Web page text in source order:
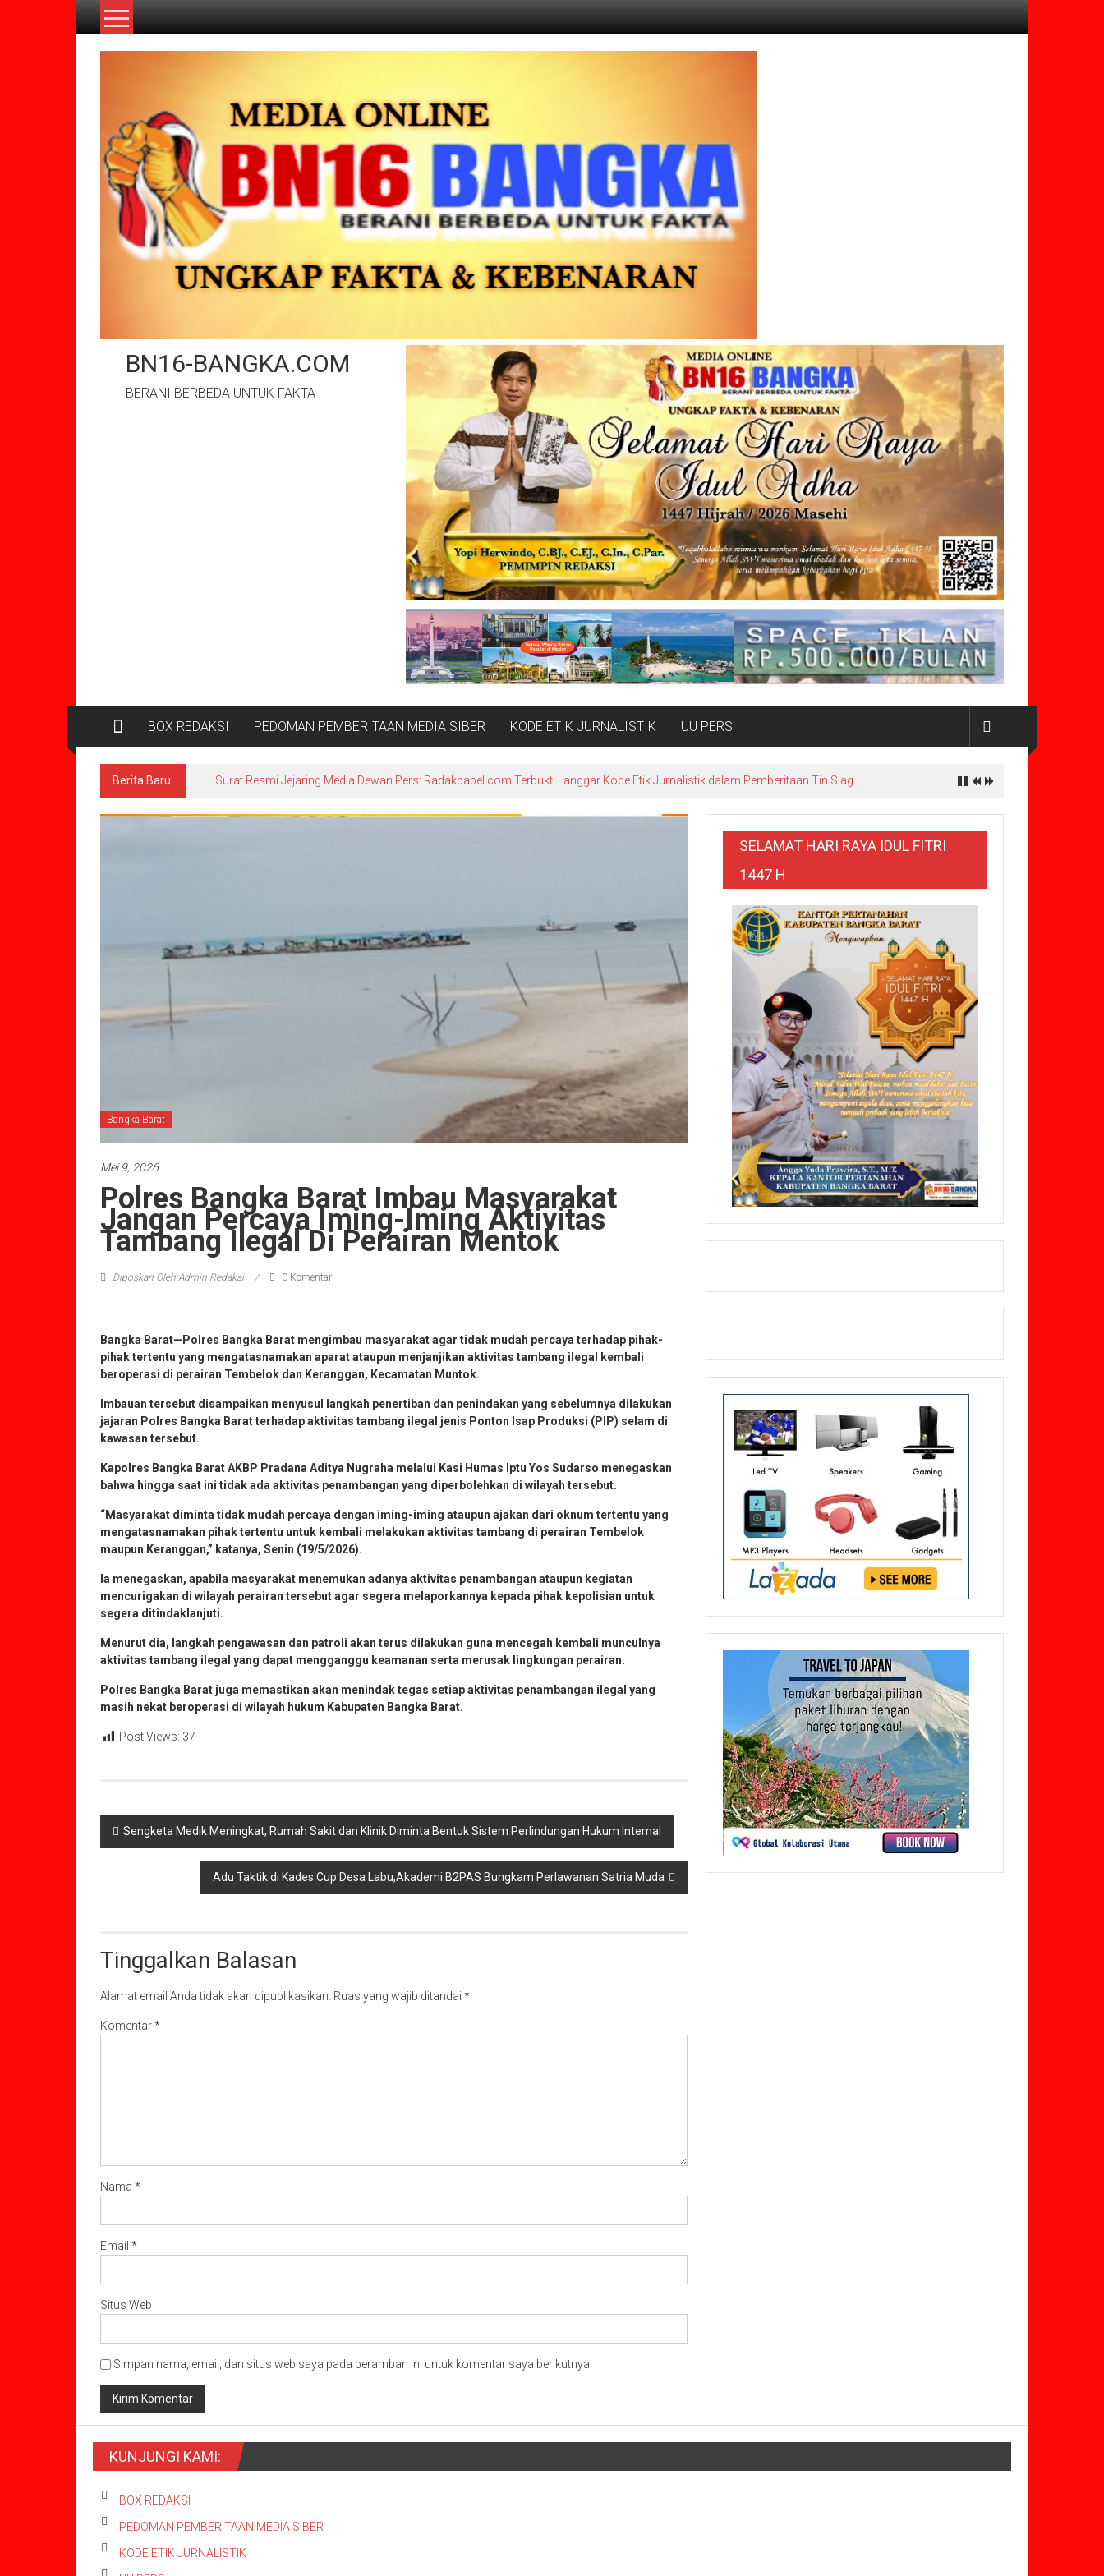
Lompat
BN16-BANGKA.COM
BERANI BERBEDA UNTUK FAKTA
BOX REDAKSI PEDOMAN PEMBERITAAN MEDIA SIBER KODE ETIK JURNALISTIK UU PERS
Berita Baru: Surat Resmi Jejaring Media Dewan Pers: Radakbabel.com Terbukti Langgar Kode Etik Jurnalistik dalam Pemberitaan Tin Slag
Bangka Barat
Mei 9, 2026
Polres Bangka Barat Imbau Masyarakat
Jangan Percaya Iming-Iming Aktivitas
Tambang Ilegal Di Perairan Mentok
Diposkan Oleh:Admin Redaksi 0 Komentar
Bangka Barat—Polres Bangka Barat mengimbau masyarakat agar tidak mudah percaya terhadap pihak-
pihak tertentu yang mengatasnamakan aparat ataupun menjanjikan aktivitas tambang ilegal kembali
beroperasi di perairan Tembelok dan Keranggan, Kecamatan Muntok.
Imbauan tersebut disampaikan menyusul langkah penertiban dan penindakan yang sebelumnya dilakukan
jajaran Polres Bangka Barat terhadap aktivitas tambang ilegal jenis Ponton Isap Produksi (PIP) selam di
kawasan tersebut.
Kapolres Bangka Barat AKBP Pradana Aditya Nugraha melalui Kasi Humas Iptu Yos Sudarso menegaskan
bahwa hingga saat ini tidak ada aktivitas penambangan yang diperbolehkan di wilayah tersebut.
“Masyarakat diminta tidak mudah percaya dengan iming-iming ataupun ajakan dari oknum tertentu yang
mengatasnamakan pihak tertentu untuk kembali melakukan aktivitas tambang di perairan Tembelok
maupun Keranggan,” katanya, Senin (19/5/2026).
Ia menegaskan, apabila masyarakat menemukan adanya aktivitas penambangan ataupun kegiatan
mencurigakan di wilayah perairan tersebut agar segera melaporkannya kepada pihak kepolisian untuk
segera ditindaklanjuti.
Menurut dia, langkah pengawasan dan patroli akan terus dilakukan guna mencegah kembali munculnya
aktivitas tambang ilegal yang dapat mengganggu keamanan serta merusak lingkungan perairan.
Polres Bangka Barat juga memastikan akan menindak tegas setiap aktivitas penambangan ilegal yang
masih nekat beroperasi di wilayah hukum Kabupaten Bangka Barat.
Post Views: 37
Navigasi
pos
Sengketa Medik Meningkat, Rumah Sakit dan Klinik Diminta Bentuk Sistem Perlindungan Hukum Internal
Adu Taktik di Kades Cup Desa Labu,Akademi B2PAS Bungkam Perlawanan Satria Muda
Tinggalkan Balasan
Alamat email Anda tidak akan dipublikasikan. Ruas yang wajib ditandai *
Komentar*
Nama *
Email *
Situs Web
Simpan nama, email, dan situs web saya pada peramban ini untuk komentar saya berikutnya.
SELAMAT HARI RAYA IDUL FITRI
1447 H
KUNJUNGI KAMI:
BOX REDAKSI
PEDOMAN PEMBERITAAN MEDIA SIBER
KODE ETIK JURNALISTIK